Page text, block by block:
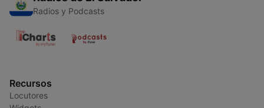
Radios y Podcasts
Recursos
Locutores